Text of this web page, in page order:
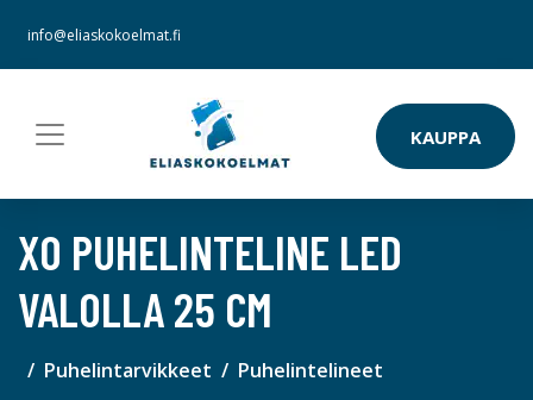
info@eliaskokoelmat.fi
KAUPPA
XO PUHELINTELINE LED
VALOLLA 25 CM
Puhelintarvikkeet Puhelintelineet